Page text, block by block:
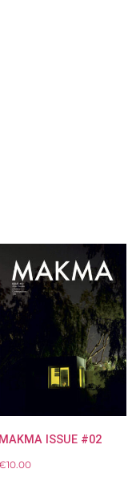
MAKMA ISSUE #02
10.00